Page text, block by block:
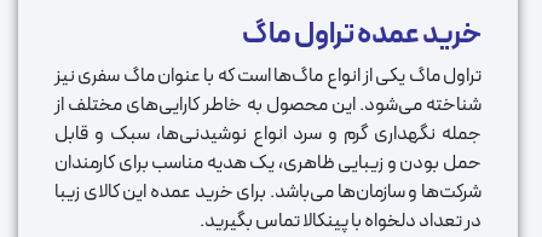
خرید عمده تراول ماگ
تراول ماگ یکی از انواع ماگ‌ها است که با عنوان ماگ سفری نیز
شناخته می‌شود. این محصول به خاطر کارایی‌های مختلف از
جمله نگهداری گرم و سرد انواع نوشیدنی‌ها، سبک و قابل
حمل بودن و زیبایی ظاهری، یک هدیه مناسب برای کارمندان
شرکت‌ها و سازمان‌ها می‌باشد. برای خرید عمده این کالای زیبا
در تعداد دلخواه با پینکالا تماس بگیرید.